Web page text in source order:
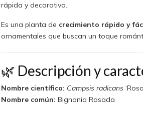
rápida y decorativa.
Es una planta de crecimiento rápido y
ornamentales que buscan un toque
🌿 Descripción y
Nombre científico: Campsis radicans
Nombre común: Bignonia Rosada